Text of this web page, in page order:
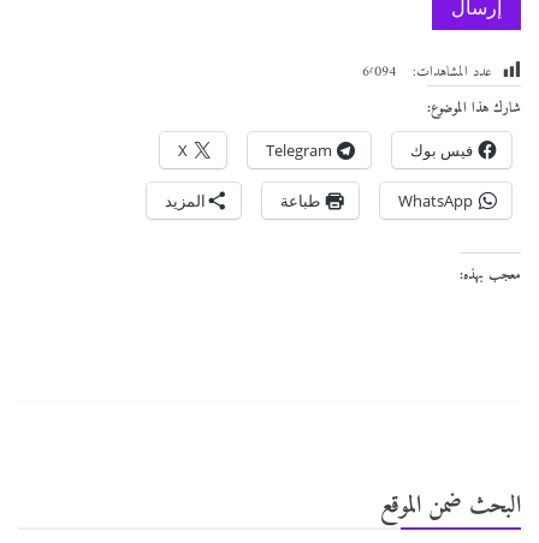
عدد المشاهدات:
6٬094
شارك هذا الموضوع:
فيس بوك Telegram
X
WhatsApp طباعة المزيد
معجب بهذه:
البحث ضمن الموقع